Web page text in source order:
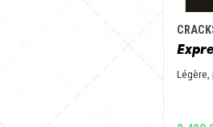
Légère,